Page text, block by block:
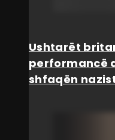
Ushtarët
performancë
shfaqën